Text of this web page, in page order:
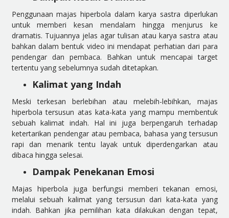
Penggunaan majas hiperbola dalam karya sastra diperlukan
untuk memberi kesan mendalam hingga menjurus ke
dramatis. Tujuannya jelas agar tulisan atau karya sastra atau
bahkan dalam bentuk video ini mendapat perhatian dari para
pendengar dan pembaca. Bahkan untuk mencapai target
tertentu yang sebelumnya sudah ditetapkan.
Kalimat yang Indah
Meski terkesan berlebihan atau melebih-lebihkan, majas
hiperbola tersusun atas kata-kata yang mampu membentuk
sebuah kalimat indah. Hal ini juga berpengaruh terhadap
ketertarikan pendengar atau pembaca, bahasa yang tersusun
rapi dan menarik tentu layak untuk diperdengarkan atau
dibaca hingga selesai.
Dampak Penekanan Emosi
Majas hiperbola juga berfungsi memberi tekanan emosi,
melalui sebuah kalimat yang tersusun dari kata-kata yang
indah. Bahkan jika pemilihan kata dilakukan dengan tepat,